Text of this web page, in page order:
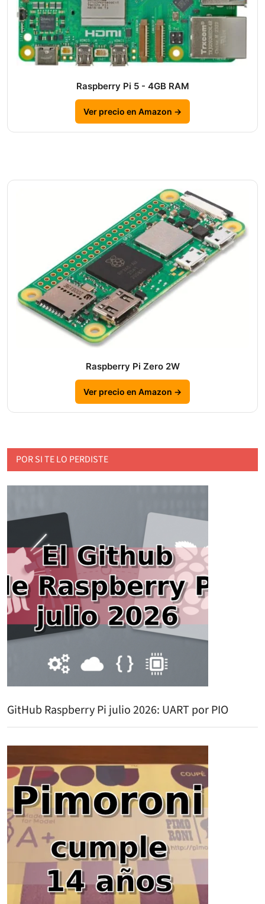
Raspberry Pi 5 - 4GB RAM
Ver precio en Amazon →
Raspberry Pi Zero 2W
Ver precio en Amazon →
POR SI TE LO PERDISTE
GitHub Raspberry Pi julio 2026: UART por PIO